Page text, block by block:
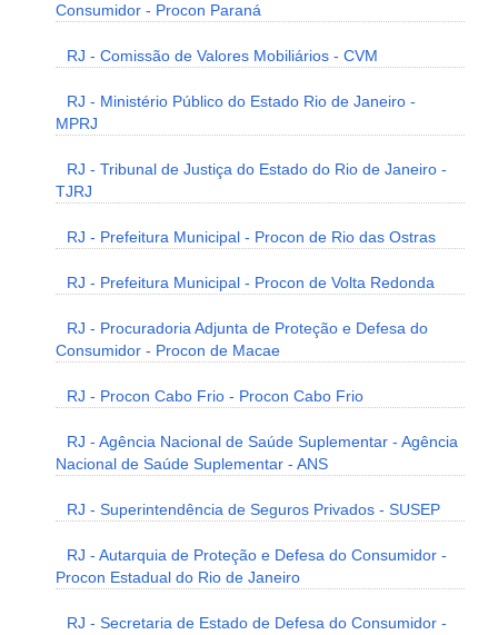
Consumidor - Procon Paraná
RJ - Comissão de Valores Mobiliários - CVM
RJ - Ministério Público do Estado Rio de Janeiro -
MPRJ
RJ - Tribunal de Justiça do Estado do Rio de Janeiro -
TJRJ
RJ - Prefeitura Municipal - Procon de Rio das Ostras
RJ - Prefeitura Municipal - Procon de Volta Redonda
RJ - Procuradoria Adjunta de Proteção e Defesa do
Consumidor - Procon de Macae
RJ - Procon Cabo Frio - Procon Cabo Frio
RJ - Agência Nacional de Saúde Suplementar - Agência
Nacional de Saúde Suplementar - ANS
RJ - Superintendência de Seguros Privados - SUSEP
RJ - Autarquia de Proteção e Defesa do Consumidor -
Procon Estadual do Rio de Janeiro
RJ - Secretaria de Estado de Defesa do Consumidor -